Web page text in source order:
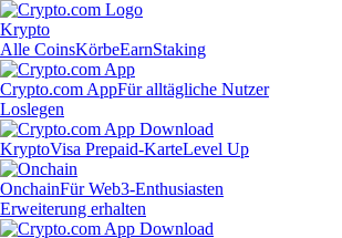
Krypto
Alle CoinsKörbeEarnStaking
Crypto.com AppFür alltägliche Nutzer
Loslegen
KryptoVisa Prepaid-KarteLevel Up
OnchainFür Web3-Enthusiasten
Erweiterung erhalten